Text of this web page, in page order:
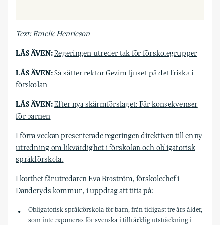
Text: Emelie Henricson
LÄS ÄVEN:Regeringen utreder tak för förskolegrupper
LÄS ÄVEN:Så sätter rektor Gezim ljuset på det friska i
förskolan
LÄS ÄVEN:Efter nya skärmförslaget: Får konsekvenser
för barnen
I förra veckan presenterade regeringen direktiven till en ny
utredning om likvärdighet i förskolan och obligatorisk
språkförskola.
I korthet får utredaren Eva Broström, förskolechef i
Danderyds kommun, i uppdrag att titta på:
Obligatorisk språkförskola för barn, från tidigast tre års ålder,
som inte exponeras för svenska i tillräcklig utsträckning i